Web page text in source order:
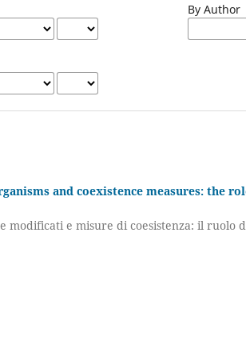
By Author
and coexistence measures: the
modificati e misure di coesistenza: il